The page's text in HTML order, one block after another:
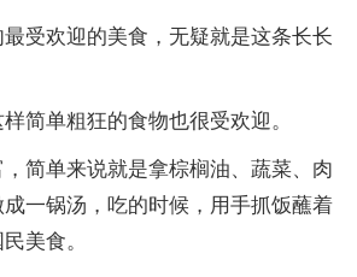
受欢迎的美食，无疑就是这条长长
简单粗狂的食物也很受欢迎。
简单来说就是拿棕榈油、蔬菜、肉
一锅汤，吃的时候，用手抓饭蘸着
美食。